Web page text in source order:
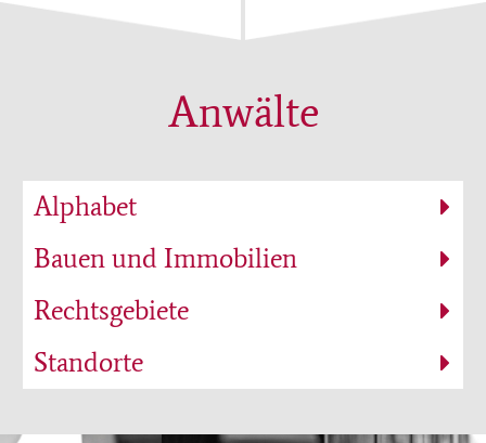
Anwälte
Alphabet
Bauen und Immobilien
Rechtsgebiete
Standorte